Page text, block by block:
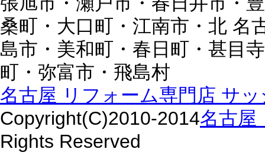
桑町・大口町・江南市・北 名
島市・美和町・春日町・甚目
町・弥富市・飛島村
名古屋 リフォーム専門店 サ
Copyright(C)2010-2014名古屋
Rights Reserved